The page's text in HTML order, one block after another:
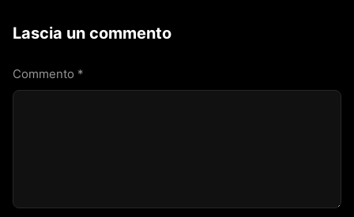
Lascia un commento
Commento *